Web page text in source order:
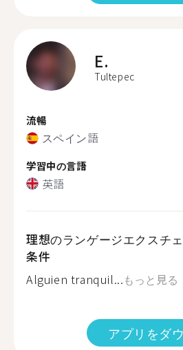
E.
Tultepec
流暢
スペイン語
学習中の言語
英語
理想のランゲージエクスチ
条件
Alguien tranquil...もっと見る
アプリをダ